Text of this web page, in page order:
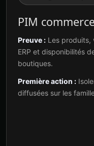
PIM
Preuve : Les produits,
ERP et disponibilités
boutiques.
Première action :
diffusées sur les